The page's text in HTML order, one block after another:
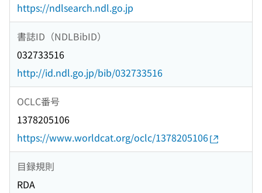
https://ndlsearch.ndl.go.jp
書誌ID（NDLBibID）
032733516
http://id.ndl.go.jp/bib/032733516
OCLC番号
1378205106
https://www.worldcat.org/oclc/1378205106
目録規則
RDA